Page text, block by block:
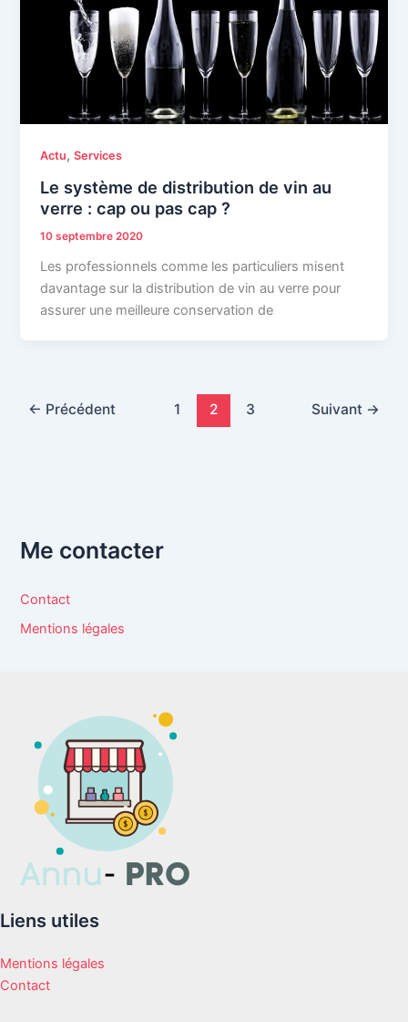
Actu,Services
Le système de distribution de vin au
verre : cap ou pas cap ?
10 septembre 2020
Les professionnels comme les particuliers misent
davantage sur la distribution de vin au verre pour
assurer une meilleure conservation de
← Précédent 1 2 3 Suivant →
Me contacter
Contact
Mentions légales
Liens utiles
Mentions légales
Contact